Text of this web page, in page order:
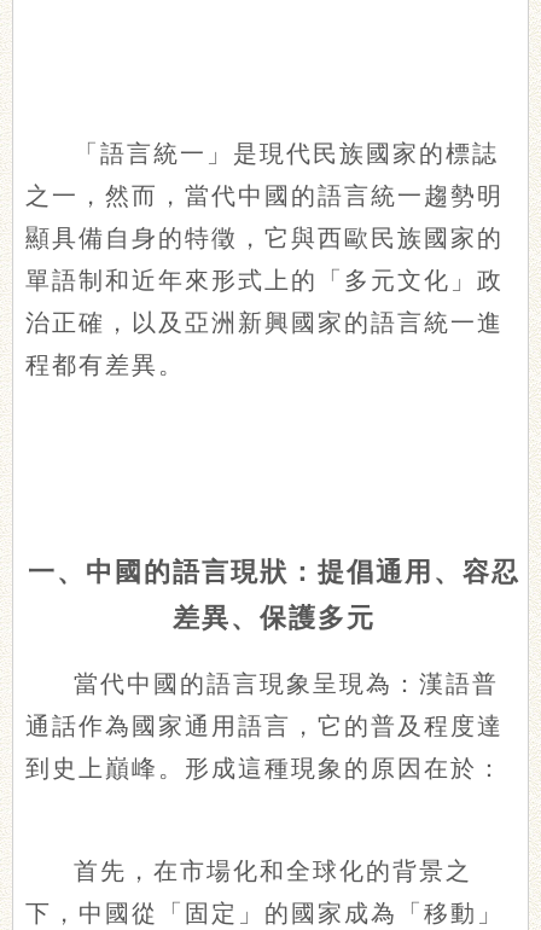
「語言統一」是現代民族國家的標誌
之一，然而，當代中國的語言統一趨勢明
顯具備自身的特徵，它與西歐民族國家的
單語制和近年來形式上的「多元文化」政
治正確，以及亞洲新興國家的語言統一進
程都有差異。
一、中國的語言現狀：提倡通用、容忍
差異、保護多元
當代中國的語言現象呈現為：漢語普
通話作為國家通用語言，它的普及程度達
到史上巔峰。形成這種現象的原因在於：
首先，在市場化和全球化的背景之
下，中國從「固定」的國家成為「移動」